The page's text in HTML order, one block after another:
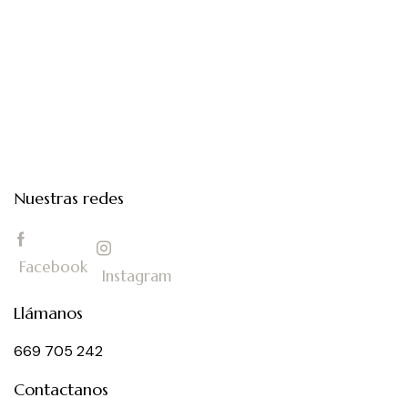
Nuestras redes
Facebook
Instagram
Llámanos
669 705 242
Contactanos